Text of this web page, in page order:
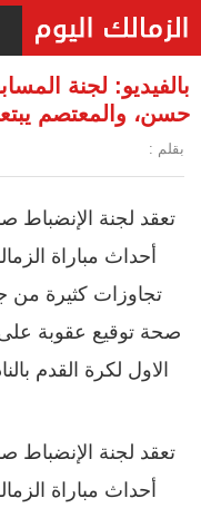
بالفيديو: لجنة
حسن، والمعتصم
بقلم :
تعقد لجنة الإنضباط
أحداث مباراة
تجاوزات كثيرة من
صحة توقيع عقوبة
الاول لكرة القدم
تعقد لجنة الإنضباط
أحداث مباراة